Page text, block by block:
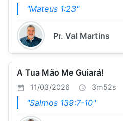
"Mateus 1:23"
Pr. Val Martins
A Tua Mão Me Guiará!
11/03/2026 3m52s
"Salmos 139:7-10"